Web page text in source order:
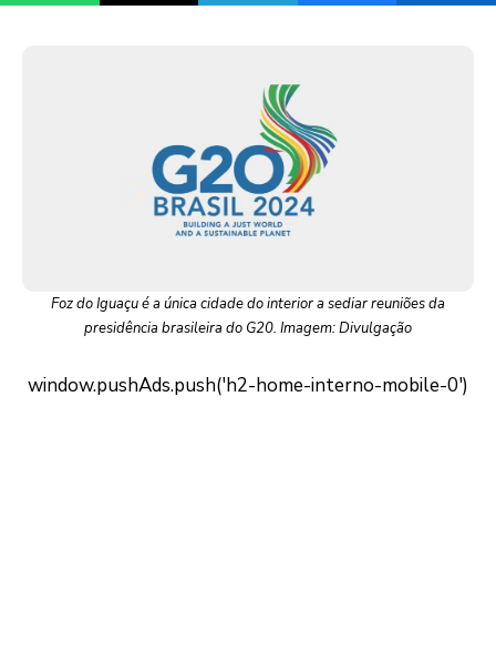
Foz do Iguaçu é a única cidade do interior a sediar reuniões da
presidência brasileira do G20. Imagem: Divulgação